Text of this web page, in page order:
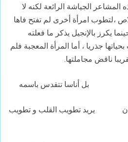
الجياشة الرائعة لكنه لا
،لتطوب امرأة أخرى لم تفتح فاها
يكرز بالإنجيل يذكر ما فعلته
جذريا ، أما المرأة المعجبة فلم
ناقض مجاملتها.
بل أناسا تتقدس باسمه
يريد تطويب القلب و تطويب